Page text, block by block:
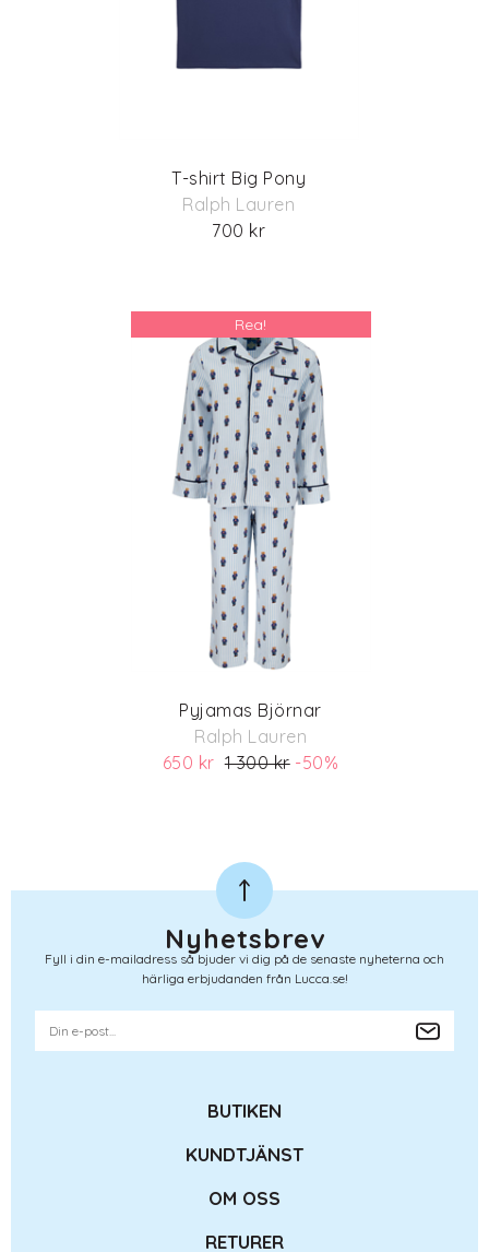
T-shirt Big Pony
Ralph Lauren
700 kr
Rea!
Pyjamas Björnar
Ralph Lauren
650 kr1 300 kr-50%
Nyhetsbrev
Fyll i din e-mailadress så bjuder vi dig på de senaste nyheterna och
härliga erbjudanden från Lucca.se!
BUTIKEN
KUNDTJÄNST
OM OSS
RETURER